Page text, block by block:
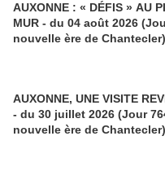
AUXONNE : « DÉFIS » AU
MUR - du 04 août 2026
nouvelle ère de Chantecler)
AUXONNE, UNE VISITE
- du 30 juillet 2026 (Jour
nouvelle ère de Chantecler)